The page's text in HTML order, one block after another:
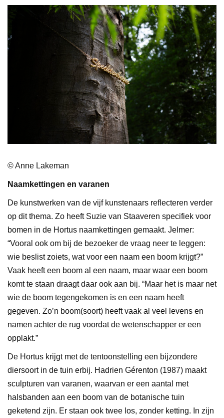
© Anne Lakeman
Naamkettingen en varanen
De kunstwerken van de vijf kunstenaars reflecteren verder
op dit thema. Zo heeft Suzie van Staaveren specifiek voor
bomen in de Hortus naamkettingen gemaakt. Jelmer:
“Vooral ook om bij de bezoeker de vraag neer te leggen:
wie beslist zoiets, wat voor een naam een boom krijgt?”
Vaak heeft een boom al een naam, maar waar een boom
komt te staan draagt daar ook aan bij. “Maar het is maar net
wie de boom tegengekomen is en een naam heeft
gegeven. Zo’n boom(soort) heeft vaak al veel levens en
namen achter de rug voordat de wetenschapper er een
opplakt.”
De Hortus krijgt met de tentoonstelling een bijzondere
diersoort in de tuin erbij. Hadrien Gérenton (1987) maakt
sculpturen van varanen, waarvan er een aantal met
halsbanden aan een boom van de botanische tuin
geketend zijn. Er staan ook twee los, zonder ketting. In zijn